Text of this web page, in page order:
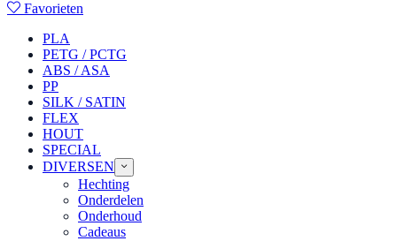
Favorieten
PLA
PETG / PCTG
ABS / ASA
PP
SILK / SATIN
FLEX
HOUT
SPECIAL
DIVERSEN
Hechting
Onderdelen
Onderhoud
Cadeaus